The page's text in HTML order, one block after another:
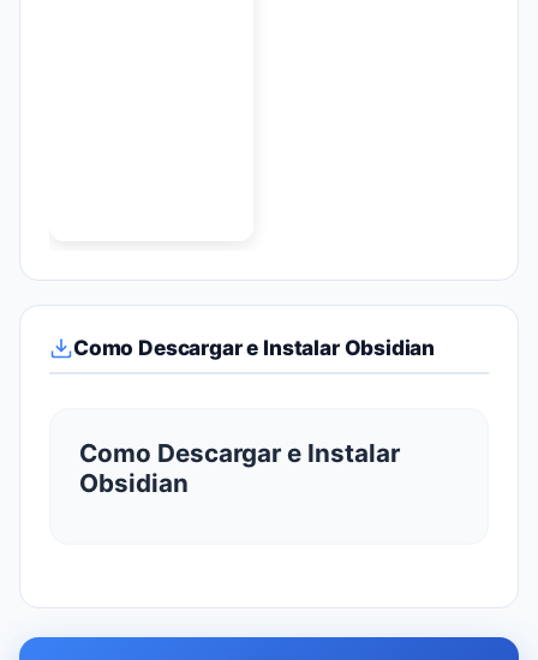
Como Descargar e Instalar Obsidian
Como Descargar e Instalar
Obsidian